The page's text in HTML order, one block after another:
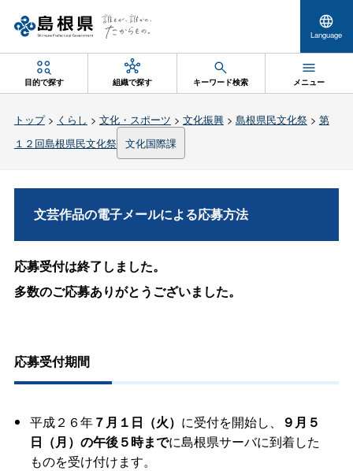
Language
目的で探す 組織で探す キーワード検索 メニュー
トップ> くらし > 文化・スポーツ > 文化振興> 島根県民文化祭> 第
１２回島根県民文化祭 文化国際課
文芸作品の電子メールによる応募方法
応募受付は終了しました。
多数のご応募ありがとうございました。
応募受付期間
平成２６年７月１日（火） に受付を開始し、
９月５
日（月）の午後５時までに島根県サーバに到着した
ものを受け付けます。